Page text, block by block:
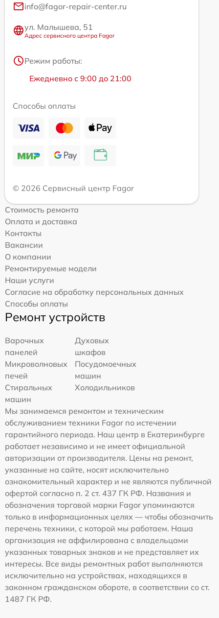
info@fagor-repair-center.ru
ул. Малышева, 51
Адрес сервисного центра Fagor
Режим работы:
Ежедневно с 9:00 до 21:00
Способы оплаты
© 2026 Сервисный центр Fagor
Стоимость ремонта
Оплата и доставка
Контакты
Вакансии
О компании
Ремонтируемые модели
Наши услуги
Согласие на обработку персональных данных
Способы оплаты
Ремонт устройств
Варочных
панелей
Духовых
шкафов
Микроволновых
печей
Посудомоечных
машин
Стиральных
машин
Холодильников
Мы занимаемся ремонтом и техническим
обслуживанием техники Fagor по истечении
гарантийного периода. Наш центр в Екатеринбурге
работает независимо и не имеет официальной
авторизации от производителя. Цены на ремонт,
указанные на сайте, носят исключительно
ознакомительный характер и не являются публичной
офертой согласно п. 2 ст. 437 ГК РФ. Названия и
обозначения торговой марки Fagor упоминаются
только в информационных целях — чтобы обозначить
перечень техники, с которой мы работаем. Наша
организация не аффилирована с владельцами
указанных товарных знаков и не представляет их
интересы. Все виды ремонтных работ выполняются
исключительно на устройствах, находящихся в
законном гражданском обороте, в соответствии со ст.
1487 ГК РФ.